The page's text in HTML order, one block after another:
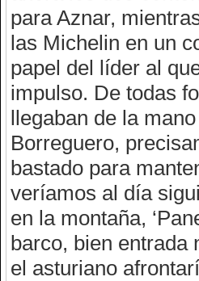
para Aznar,
las Michelin en un
papel del líder al
impulso. De todas
llegaban de la
Borreguero,
bastado para
veríamos al día
en la montaña,
barco, bien entrada
el asturiano